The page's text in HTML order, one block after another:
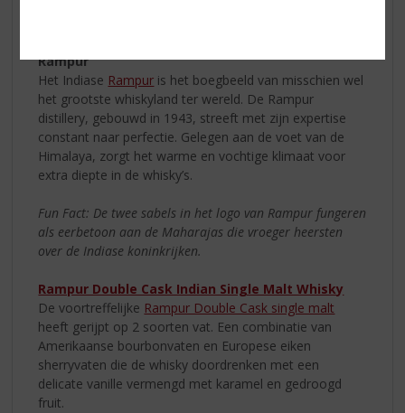
Rampur
Het Indiase Rampur is het boegbeeld van misschien wel
het grootste whiskyland ter wereld. De Rampur
distillery, gebouwd in 1943, streeft met zijn expertise
constant naar perfectie. Gelegen aan de voet van de
Himalaya, zorgt het warme en vochtige klimaat voor
extra diepte in de whisky’s.
Fun Fact: De twee sabels in het logo van Rampur fungeren
als eerbetoon aan de Maharajas die vroeger heersten
over de Indiase koninkrijken.
Rampur Double Cask Indian Single Malt Whisky
De voortreffelijke Rampur Double Cask single malt
heeft gerijpt op 2 soorten vat. Een combinatie van
Amerikaanse bourbonvaten en Europese eiken
sherryvaten die de whisky doordrenken met een
delicate vanille vermengd met karamel en gedroogd
fruit.